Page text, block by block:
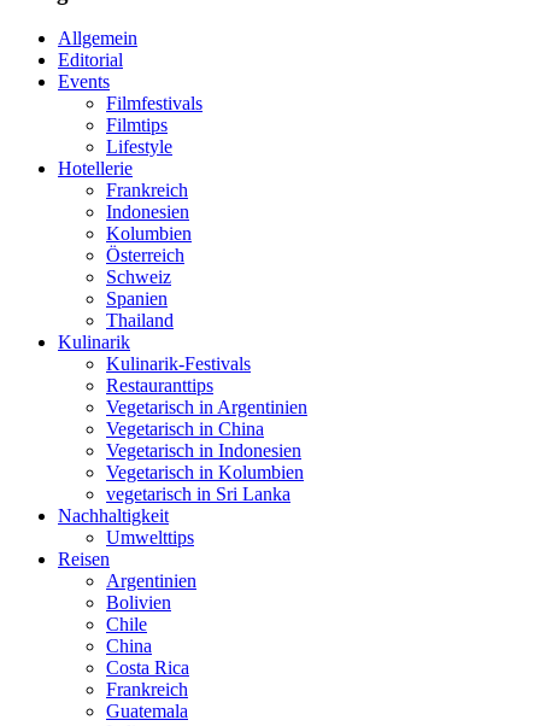
Allgemein
Editorial
Events
Filmfestivals
Filmtips
Lifestyle
Hotellerie
Frankreich
Indonesien
Kolumbien
Österreich
Schweiz
Spanien
Thailand
Kulinarik
Kulinarik-Festivals
Restauranttips
Vegetarisch in Argentinien
Vegetarisch in China
Vegetarisch in Indonesien
Vegetarisch in Kolumbien
vegetarisch in Sri Lanka
Nachhaltigkeit
Umwelttips
Reisen
Argentinien
Bolivien
Chile
China
Costa Rica
Frankreich
Guatemala